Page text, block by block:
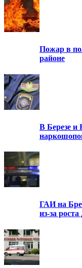
Пожар в
районе
В Березе и
ГАИ на
из-за